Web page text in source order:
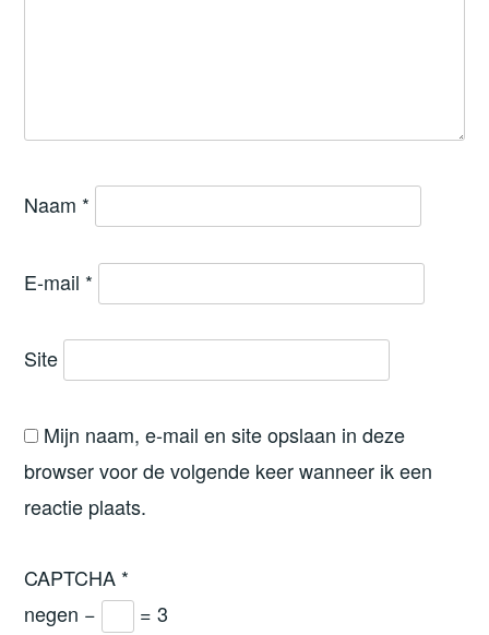
Naam *
E-mail *
Site
Mijn naam, e-mail en site opslaan in deze
browser voor de volgende keer wanneer ik een
reactie plaats.
CAPTCHA *
negen −
= 3